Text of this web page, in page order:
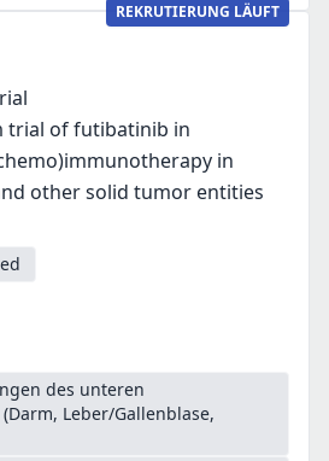
REKRUTIERUNG LÄUFT
trial of futibatinib in
in
other solid tumor entities
des unteren
Leber/Gallenblase,